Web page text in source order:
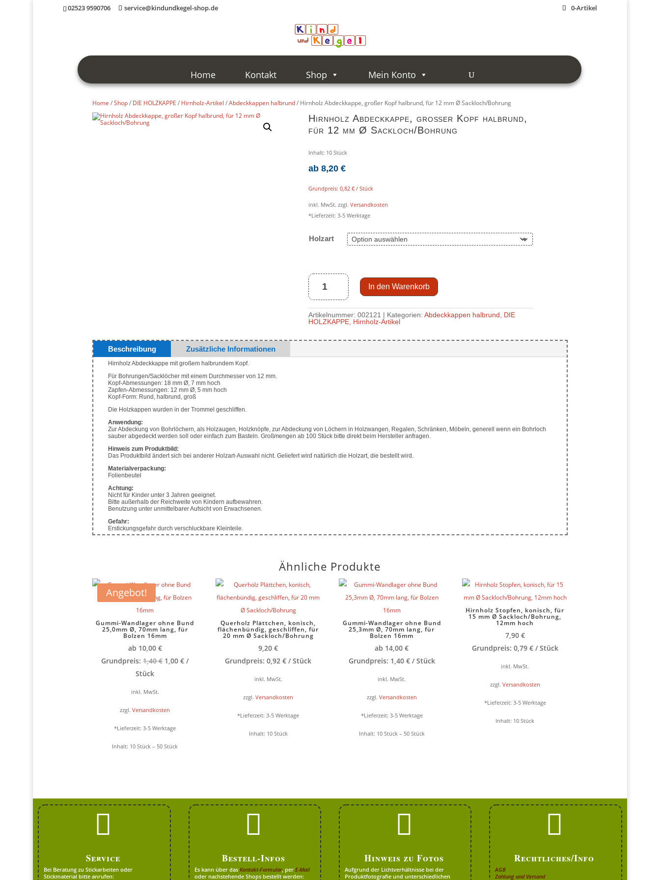
02523 9590706 service@kindundkegel-shop.de 0-Artikel
Home Kontakt Shop Mein Konto
Home /Shop/ DIE HOLZKAPPE / Hirnholz-Artikel /Abdeckkappen halbrund/ Hirnholz Abdeckkappe, großer Kopf halbrund, für 12 mm Ø Sackloch/Bohrung
Hirnholz Abdeckkappe, großer Kopf halbrund,
für 12 mm Ø Sackloch/Bohrung
Inhalt: 10Stück
ab8,20€
Grundpreis:0,82€ /Stück
inkl. MwSt. zzgl.Versandkosten
*Lieferzeit: 3-5 Werktage
Holzart
Hirnholz
Abdeckkappe,
großer
Kopf
halbrund,
für
12
mm
ØSackloch/Bohrung
Menge
In den Warenkorb
Artikelnummer:002121 Kategorien:Abdeckkappen halbrund
DIE
HOLZKAPPE Hirnholz-Artikel
Beschreibung Zusätzliche Informationen
Hirnholz Abdeckkappe mit großem halbrundem Kopf.
Für Bohrungen/Sacklöcher mit einem Durchmesser von 12 mm.
Kopf-Abmessungen: 18 mm Ø, 7 mm hoch
Zapfen-Abmessungen: 12 mm Ø, 5 mm hoch
Kopf-Form: Rund, halbrund, groß
Die Holzkappen wurden in der Trommel geschliffen.
Anwendung:
Zur Abdeckung von Bohrlöchern, als Holzaugen, Holzknöpfe, zur Abdeckung von Löchern in Holzwangen, Regalen, Schränken, Möbeln, generell wenn ein Bohrloch
sauber abgedeckt werden soll oder einfach zum Basteln. Großmengen ab 100 Stück bitte direkt beim Hersteller anfragen.
Hinweis zum Produktbild:
Das Produktbild ändert sich bei anderer Holzart-Auswahl nicht. Geliefert wird natürlich die Holzart, die bestellt wird.
Materialverpackung:
Folienbeutel
Achtung:
Nicht für Kinder unter 3 Jahren geeignet.
Bitte außerhalb der Reichweite von Kindern aufbewahren.
Benutzung unter unmittelbarer Aufsicht von Erwachsenen.
Gefahr:
Erstickungsgefahr durch verschluckbare Kleinteile.
Ähnliche Produkte
Angebot!
Gummi-Wandlager ohne Bund
25,0mm Ø, 70mm lang, für
Bolzen 16mm
ab 10,00 €
Grundpreis:1,40€ Ursprünglicher
1,00€Aktueller
/
Stück
inkl. MwSt.
zzgl.Versandkosten
*Lieferzeit:3-5 Werktage
Inhalt: 10Stück – 50Stück
Querholz Plättchen, konisch,
flächenbündig, geschliffen, für
20 mm Ø Sackloch/Bohrung
9,20€
Grundpreis:0,92€ /Stück
inkl. MwSt.
zzgl.Versandkosten
*Lieferzeit:3-5 Werktage
Inhalt: 10 Stück
Gummi-Wandlager ohne Bund
25,3mm Ø, 70mm lang, für
Bolzen 16mm
ab 14,00 €
Grundpreis: 1,40 €/Stück
inkl. MwSt.
zzgl. Versandkosten
*Lieferzeit: 3-5 Werktage
Inhalt: 10 Stück– 50 Stück
Hirnholz Stopfen, konisch, für
15 mm Ø Sackloch/Bohrung,
12mm hoch
7,90 €
Grundpreis: 0,79 €/Stück
inkl. MwSt.
zzgl. Versandkosten
*Lieferzeit: 3-5 Werktage
Inhalt: 10Stück

Service
Bei Beratung zu Stickarbeiten oder
Stickmaterial bitte anrufen:

Bestell-Infos
Es kann über das Kontakt-Formular, per E-Mail
oder nachstehende Shops bestellt werden:

Hinweis zu Fotos
Aufgrund der Lichtverhältnisse bei der
Produktfotografie und unterschiedlichen

Rechtliches/Info
AGB
Zahlung und Versand